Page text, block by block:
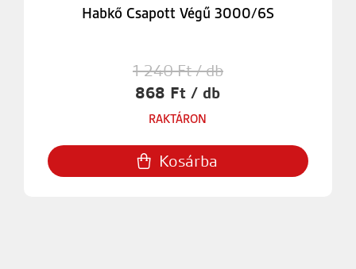
Habkő Csapott Végű 3000/6S
1 240 Ft / db
868 Ft / db
RAKTÁRON
Kosárba